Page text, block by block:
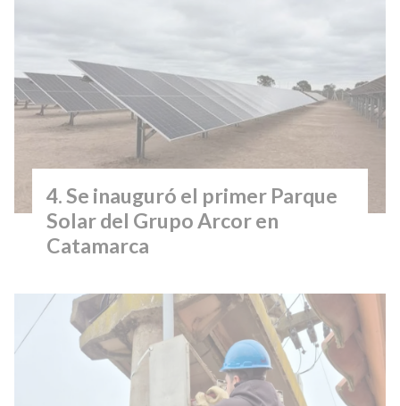
Se inauguró el primer Parque
Solar del Grupo Arcor en
Catamarca